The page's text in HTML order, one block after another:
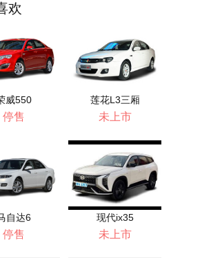
欢
威550
停售
莲花L3三厢
未上市
自达6
停售
现代ix35
未上市